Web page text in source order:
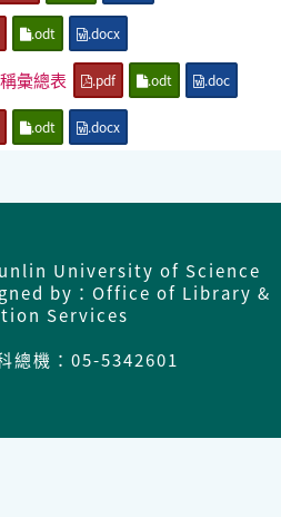
.odt .docx
彙總表 .pdf .odt .doc
.odt .docx
University of Science
by：Office of Library &
Services
總機：05-5342601